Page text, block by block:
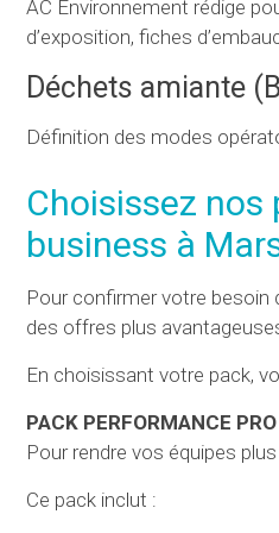
AC Environnement rédige
d’exposition, fiches
Déchets amiante
Définition des modes
Choisissez
business à
Pour confirmer votre
des offres plus
En choisissant votre pack,
PACK PERFORMANCE PRO
Pour rendre vos équipes
Ce pack inclut :